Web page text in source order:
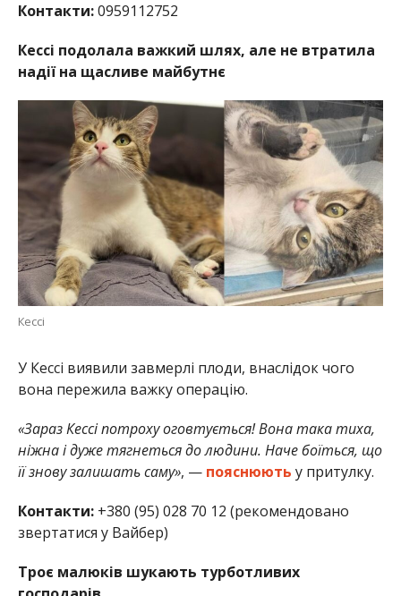
Контакти:0959112752
Кессі подолала важкий шлях, але не втратила
надії на щасливе майбутнє
Кессі
У Кессі виявили завмерлі плоди, внаслідок чого
вона пережила важку операцію.
«Зараз Кессі потроху оговтується! Вона така тиха,
ніжна і дуже тягнеться до людини. Наче боїться, що
її знову залишать саму», — пояснюють у притулку.
Контакти:+380 (95) 028 70 12 (рекомендовано
звертатися у Вайбер)
Троє малюків шукають турботливих